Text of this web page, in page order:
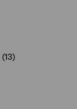
(13)